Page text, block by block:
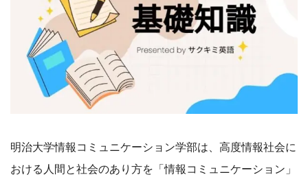
明治大学情報コミュニケーション学部は、高度情報社会に
おける人間と社会のあり方を「情報コミュニケーション」